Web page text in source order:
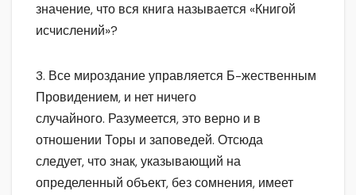
значение, что вся книга называется «Книгой
исчислений»?
3. Все мироздание управляется Б-жественным
Провидением, и нет ничего
случайного. Разумеется, это верно и в
отношении Торы и заповедей. Отсюда
следует, что знак, указывающий на
определенный объект, без сомнения, имеет